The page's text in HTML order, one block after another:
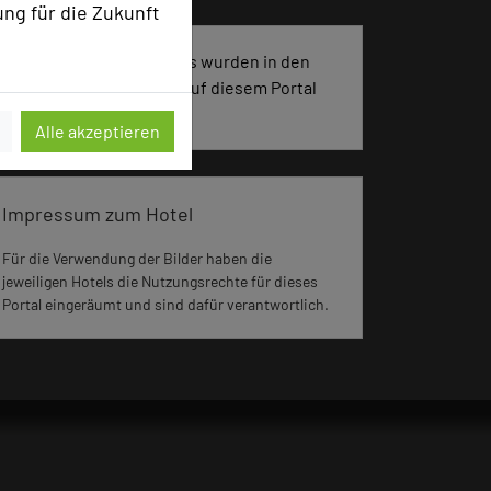
für die Zukunft
Alle akzeptieren
3199 Seiten dieses Hotels wurden in den
vergangenen 30 Tagen auf diesem Portal
aufgerufen.
Impressum zum Hotel
Für die Verwendung der Bilder haben die
jeweiligen Hotels die Nutzungsrechte für dieses
Portal eingeräumt und sind dafür verantwortlich.